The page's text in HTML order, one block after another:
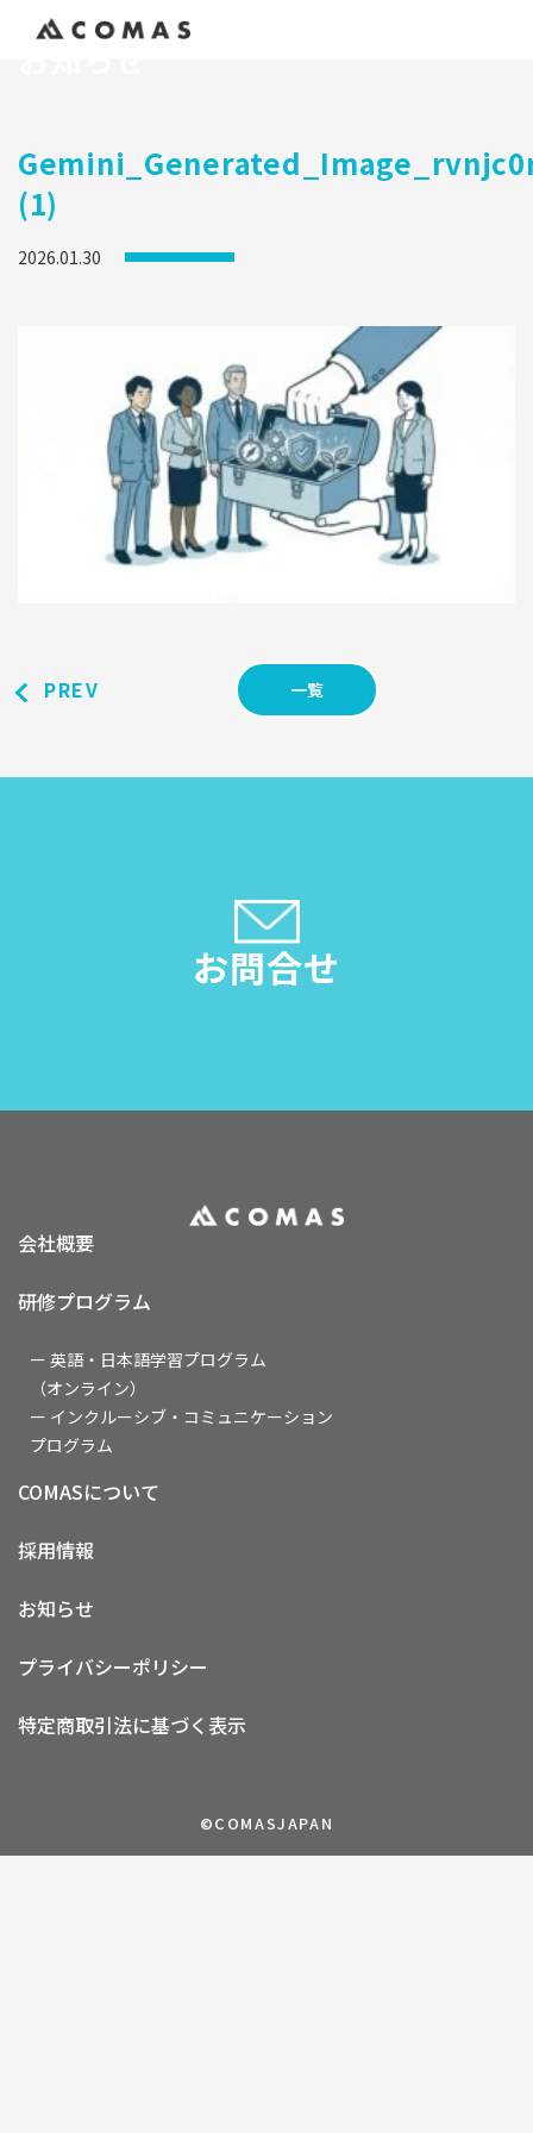
(1)
2026.01.30
PREV 一覧
お問合せ
会社概要
採用情報
研修プログラム
ー 英語・日本語学習プログラム
（オンライン）
ー インクルーシブ・コミュニケーション
プログラム
お知らせ
プライバシーポリシー
COMASについて
特定商取引法に基づく表示
©COMASJAPAN